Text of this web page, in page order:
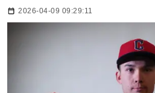
2026-04-09 09:29:11